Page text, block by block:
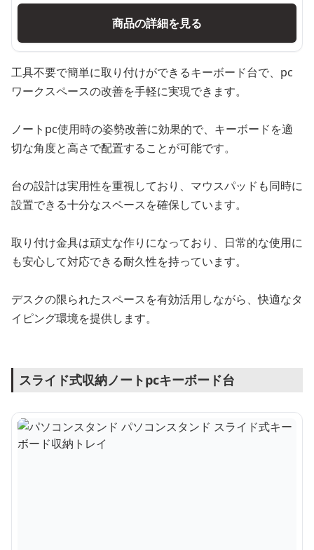
商品の詳細を見る
工具不要で簡単に取り付けができるキーボード台で、pc
ワークスペースの改善を手軽に実現できます。
ノートpc使用時の姿勢改善に効果的で、キーボードを適
切な角度と高さで配置することが可能です。
台の設計は実用性を重視しており、マウスパッドも同時に
設置できる十分なスペースを確保しています。
取り付け金具は頑丈な作りになっており、日常的な使用に
も安心して対応できる耐久性を持っています。
デスクの限られたスペースを有効活用しながら、快適なタ
イピング環境を提供します。
スライド式収納ノートpcキーボード台